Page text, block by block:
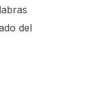
del